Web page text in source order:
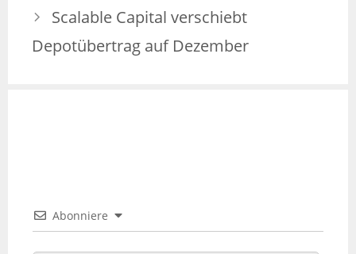
Scalable Capital verschiebt
Depotübertrag auf Dezember
Abonniere